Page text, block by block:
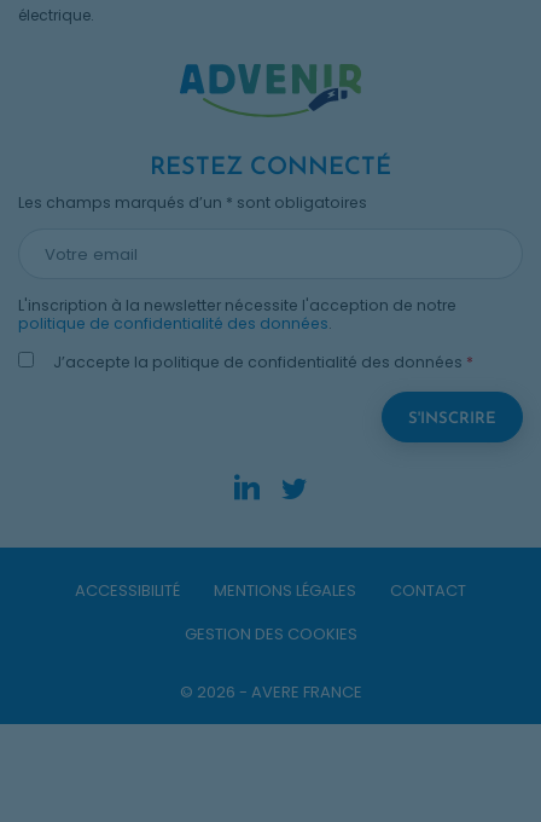
électrique.
RESTEZ CONNECTÉ
Les champs marqués d’un * sont obligatoires
L'inscription à la newsletter nécessite l'acception de notre
politique de confidentialité des données.
J’accepte la politique de confidentialité des données *
© 2026 - AVERE FRANCE
ACCESSIBILITÉ MENTIONS LÉGALES
CONTACT
GESTION DES COOKIES